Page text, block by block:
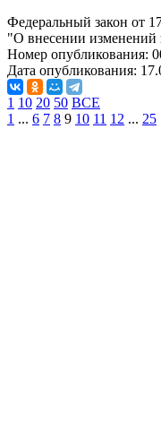
Федеральный закон от
"О внесении изменений
Номер опубликования:
Дата опубликования:
1 10 20 50 ВСЕ
1 ... 6 7 8 9 10 11 12 ... 25